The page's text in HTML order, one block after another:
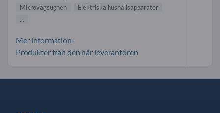
Mikrovågsugnen
Elektriska hushållsapparater
...
Mer information-
Produkter från den här leverantören